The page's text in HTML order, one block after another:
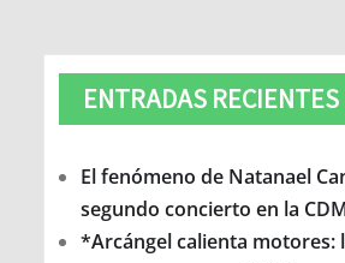
ENTRADAS RECIENTES
El fenómeno de Natanael
segundo concierto en la
*Arcángel calienta motores: